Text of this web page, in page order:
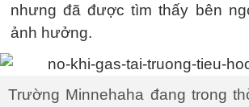
nhưng đã được tìm thấy bên
ảnh hưởng.
Trường Minnehaha đang trong